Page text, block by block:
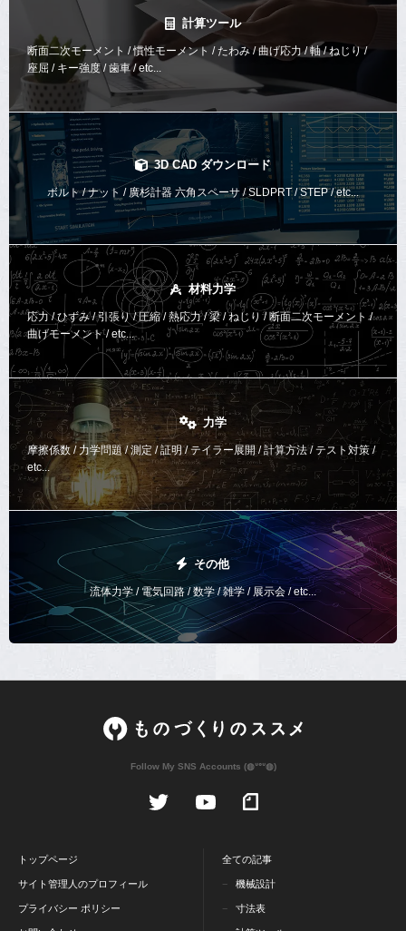
計算ツール
断面二次モーメント / 慣性モーメント / たわみ / 曲げ応力 / 軸 / ねじり /
座屈 / キー強度 / 歯車 / etc...
3D CAD ダウンロード
ボルト / ナット / 廣杉計器 六角スペーサ / SLDPRT / STEP / etc...
材料力学
応力 / ひずみ / 引張り / 圧縮 / 熱応力 / 梁 / ねじり / 断面二次モーメント /
曲げモーメント /etc...
力学
摩擦係数 / 力学問題 / 測定 / 証明 / テイラー展開 / 計算方法 /テスト対策 /
etc...
その他
流体力学 / 電気回路 / 数学 / 雑学 / 展示会 / etc...
Follow My SNS Accounts (◍ᐡᐤᐡ◍)
トップページ
サイト管理人のプロフィール
プライバシー ポリシー
全ての記事
機械設計
寸法表